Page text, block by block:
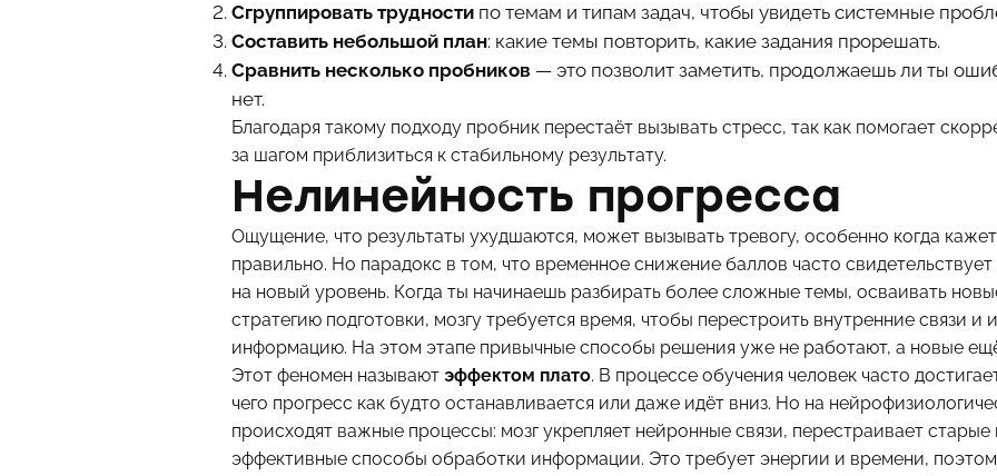
Сгруппировать трудности по темам и типам задач, чтобы увидеть системные
Составить небольшой план: какие темы повторить, какие задания прорешать.
Сравнить несколько пробников — это позволит заметить, продолжаешь ли ты
нет.
Благодаря такому подходу пробник перестаёт вызывать стресс, так как помогает
за шагом приблизиться к стабильному результату.
Нелинейность прогресса
Ощущение, что результаты ухудшаются, может вызывать тревогу, особенно когда
правильно. Но парадокс в том, что временное снижение баллов часто
на новый уровень. Когда ты начинаешь разбирать более сложные темы, осваивать
стратегию подготовки, мозгу требуется время, чтобы перестроить внутренние связи и
информацию. На этом этапе привычные способы решения уже не работают, а новые
Этот феномен называют эффектом плато. В процессе обучения человек часто
чего прогресс как будто останавливается или даже идёт вниз. Но на
происходят важные процессы: мозг укрепляет нейронные связи, перестраивает
эффективные способы обработки информации. Это требует энергии и времени,